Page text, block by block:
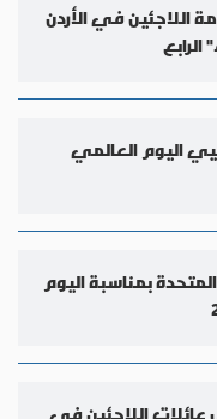
اللاجئين في الأردن
اليوم العالمي
بمناسبة اليوم